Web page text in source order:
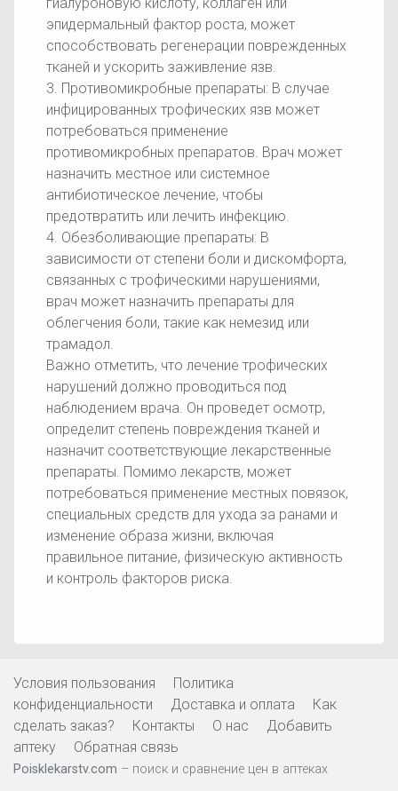
эпидермальный фактор роста, может
способствовать регенерации поврежденных
тканей и ускорить заживление язв.
3. Противомикробные препараты: В случае
инфицированных трофических язв может
потребоваться применение
противомикробных препаратов. Врач может
назначить местное или системное
антибиотическое лечение, чтобы
предотвратить или лечить инфекцию.
4. Обезболивающие препараты: В
зависимости от степени боли и дискомфорта,
связанных с трофическими нарушениями,
врач может назначить препараты для
облегчения боли, такие как немезид или
трамадол.
Важно отметить, что лечение трофических
нарушений должно проводиться под
наблюдением врача. Он проведет осмотр,
определит степень повреждения тканей и
назначит соответствующие лекарственные
препараты. Помимо лекарств, может
потребоваться применение местных повязок,
специальных средств для ухода за ранами и
изменение образа жизни, включая
правильное питание, физическую активность
и контроль факторов риска.
Условия пользования
Политика
конфиденциальности
Доставка и оплата
Как
сделать заказ?
Контакты О нас
Добавить
аптеку
Обратная связь
Poisklekarstv.com – поиск и сравнение цен в аптеках